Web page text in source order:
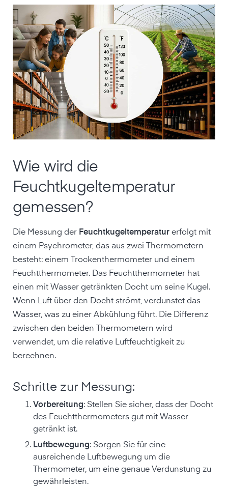
Wie wird die
Feuchtkugeltemperatur
gemessen?
Die Messung der Feuchtkugeltemperatur erfolgt mit
einem Psychrometer, das aus zwei Thermometern
besteht: einem Trockenthermometer und einem
Feuchtthermometer. Das Feuchtthermometer hat
einen mit Wasser getränkten Docht um seine Kugel.
Wenn Luft über den Docht strömt, verdunstet das
Wasser, was zu einer Abkühlung führt. Die Differenz
zwischen den beiden Thermometern wird
verwendet, um die relative Luftfeuchtigkeit zu
berechnen.
Schritte zur Messung:
Vorbereitung: Stellen Sie sicher, dass der Docht
des Feuchtthermometers gut mit Wasser
getränkt ist.
Luftbewegung: Sorgen Sie für eine
ausreichende Luftbewegung um die
Thermometer, um eine genaue Verdunstung zu
gewährleisten.